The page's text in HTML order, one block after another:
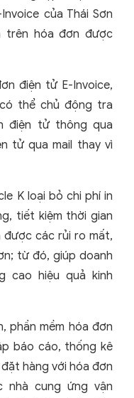
của Thái Sơn
trên hóa đơn được
điện tử E-Invoice,
thể chủ động tra
điện tử thông qua
tử qua mail thay vì
K loại bỏ chi phí in
tiết kiệm thời gian
các rủi ro mất,
từ đó, giúp doanh
cao hiệu quả kinh
phần mềm hóa đơn
báo cáo, thống kê
hàng với hóa đơn
nhà cung ứng vận